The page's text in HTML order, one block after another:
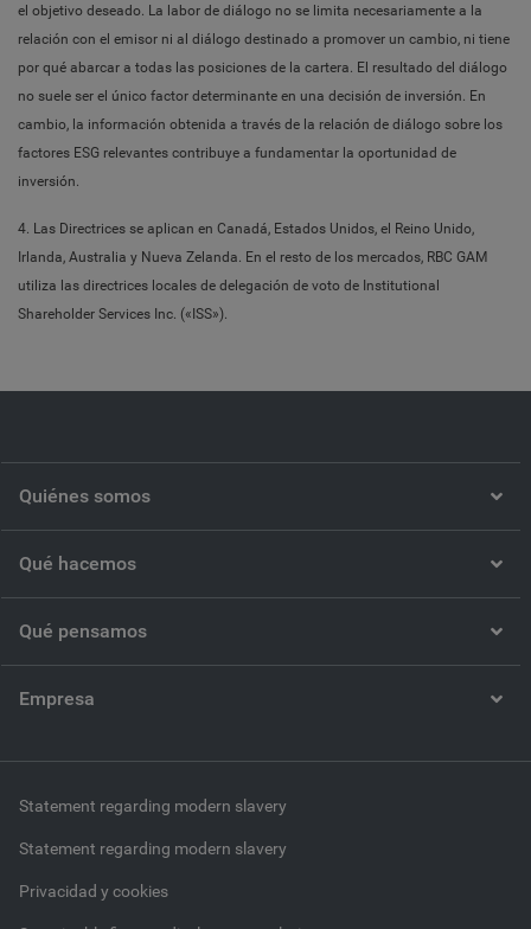
el objetivo deseado. La labor de diálogo no se limita necesariamente a la
relación con el emisor ni al diálogo destinado a promover un cambio, ni tiene
por qué abarcar a todas las posiciones de la cartera. El resultado del diálogo
no suele ser el único factor determinante en una decisión de inversión. En
cambio, la información obtenida a través de la relación de diálogo sobre los
factores ESG relevantes contribuye a fundamentar la oportunidad de
inversión.
4. Las Directrices se aplican en Canadá, Estados Unidos, el Reino Unido,
Irlanda, Australia y Nueva Zelanda. En el resto de los mercados, RBC GAM
utiliza las directrices locales de delegación de voto de Institutional
Shareholder Services Inc. («ISS»).
Quiénes somos
Qué hacemos
Qué pensamos
Empresa
Statement regarding modern slavery
Statement regarding modern slavery
Privacidad y cookies